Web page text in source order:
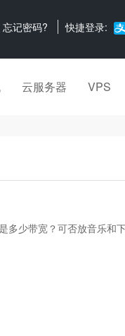
忘记密码? 快捷登录:
云服务器 VPS
多少带宽？可否放音乐和